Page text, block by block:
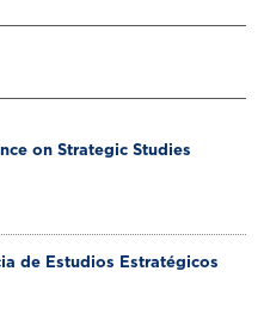
on Strategic Studies
de Estudios Estratégicos